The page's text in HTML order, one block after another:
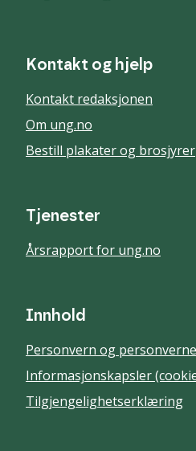
Kontakt og hjelp
Kontakt redaksjonen
Om ung.no
Bestill plakater og brosjyrer
Tjenester
Årsrapport for ung.no
Innhold
Personvern og
Informasjonskapsler
Tilgjengelighetserklæring